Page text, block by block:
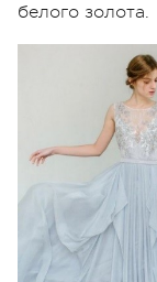
белого золота.